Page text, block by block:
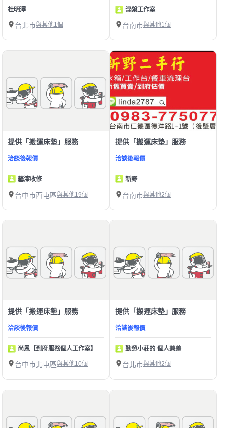
杜明澤
台北市與其他1個
涅槃工作室
台南市與其他1個
提供「搬運床墊」服務
洽談後報價
藝漆收修
台中市西屯區與其他19個
提供「搬運床墊」服務
洽談後報價
新野
台南市與其他2個
提供「搬運床墊」服務
洽談後報價
尚恩【到府服務個人工作室】
台中市北屯區與其他10個
提供「搬運床墊」服務
洽談後報價
勤勞小莊的 個人兼差
台北市與其他2個